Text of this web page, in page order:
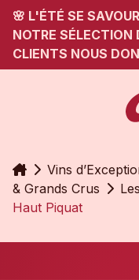
🌸 L'ÉTÉ SE
NOTRE SÉLECTION
CLIENTS NOUS
Accueil
Vins
& Grands Crus
Haut Piquat